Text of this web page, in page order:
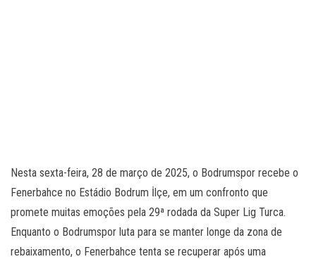
Nesta sexta-feira, 28 de março de 2025, o Bodrumspor recebe o
Fenerbahce no Estádio Bodrum İlçe, em um confronto que
promete muitas emoções pela 29ª rodada da Super Lig Turca.
Enquanto o Bodrumspor luta para se manter longe da zona de
rebaixamento, o Fenerbahce tenta se recuperar após uma